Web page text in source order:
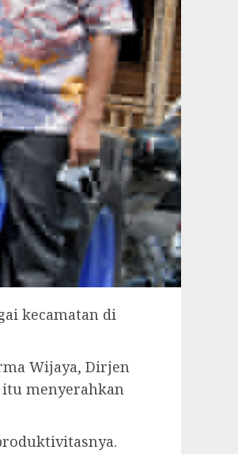
kecamatan di
Wijaya, Dirjen
itu menyerahkan